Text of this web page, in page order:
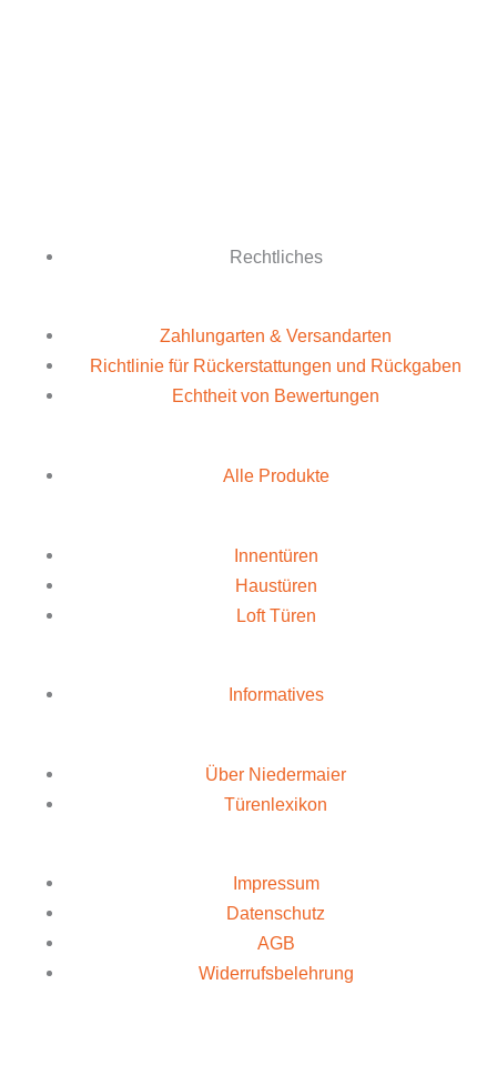
Rechtliches
Zahlungarten & Versandarten
Richtlinie für Rückerstattungen und Rückgaben
Echtheit von Bewertungen
Alle Produkte
Innentüren
Haustüren
Loft Türen
Informatives
Über Niedermaier
Türenlexikon
Impressum
Datenschutz
AGB
Widerrufsbelehrung